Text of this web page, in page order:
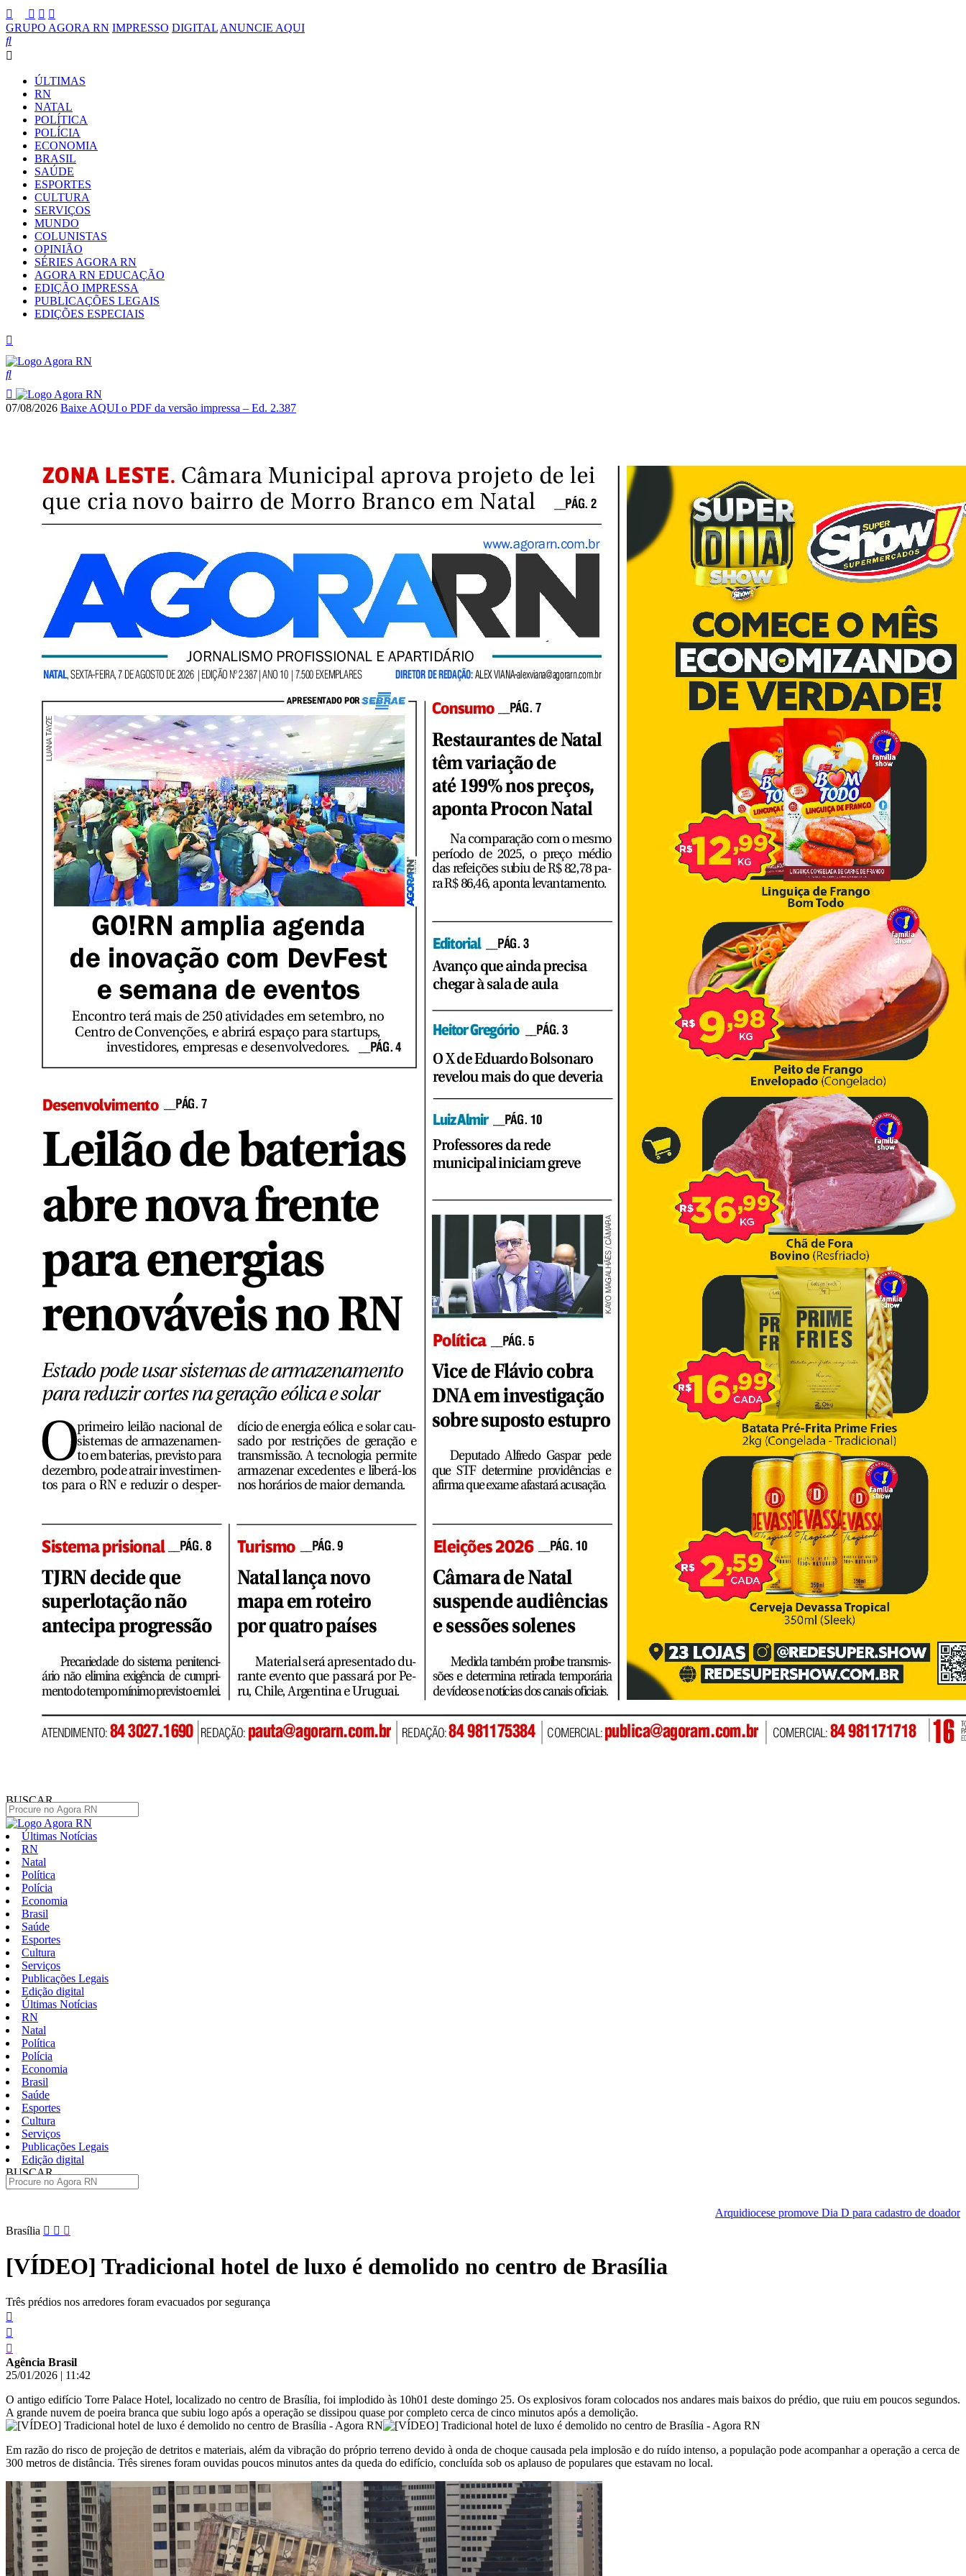
GRUPO AGORA RN IMPRESSO DIGITAL ANUNCIE AQUI
ÚLTIMAS
RN
NATAL
POLÍTICA
POLÍCIA
ECONOMIA
BRASIL
SAÚDE
ESPORTES
CULTURA
SERVIÇOS
MUNDO
COLUNISTAS
OPINIÃO
SÉRIES AGORA RN
AGORA RN EDUCAÇÃO
EDIÇÃO IMPRESSA
PUBLICAÇÕES LEGAIS
EDIÇÕES ESPECIAIS
07/08/2026 Baixe AQUI o PDF da versão impressa – Ed. 2.387
BUSCAR
Últimas Notícias
RN
Natal
Política
Polícia
Economia
Brasil
Saúde
Esportes
Cultura
Serviços
Publicações Legais
Edição digital
Últimas Notícias
RN
Natal
Política
Polícia
Economia
Brasil
Saúde
Esportes
Cultura
Serviços
Publicações Legais
Edição digital
BUSCAR
Arquidiocese promove Dia D para cadastro de doadores de medula
Pular
conteúdo
Brasília
[VÍDEO] Tradicional hotel de luxo é demolido no centro de Brasília
Três prédios nos arredores foram evacuados por segurança
Agência Brasil
25/01/2026 | 11:42
O antigo edifício Torre Palace Hotel, localizado no centro de Brasília, foi implodido às 10h01 deste domingo 25. Os explosivos foram colocados nos andares mais baixos do prédio, que ruiu em poucos segundos.
A grande nuvem de poeira branca que subiu logo após a operação se dissipou quase por completo cerca de cinco minutos após a demolição.
Em razão do risco de projeção de detritos e materiais, além da vibração do próprio terreno devido à onda de choque causada pela implosão e do ruído intenso, a população pode acompanhar a operação a cerca de
300 metros de distância. Três sirenes foram ouvidas poucos minutos antes da queda do edifício, concluída sob os aplauso de populares que estavam no local.